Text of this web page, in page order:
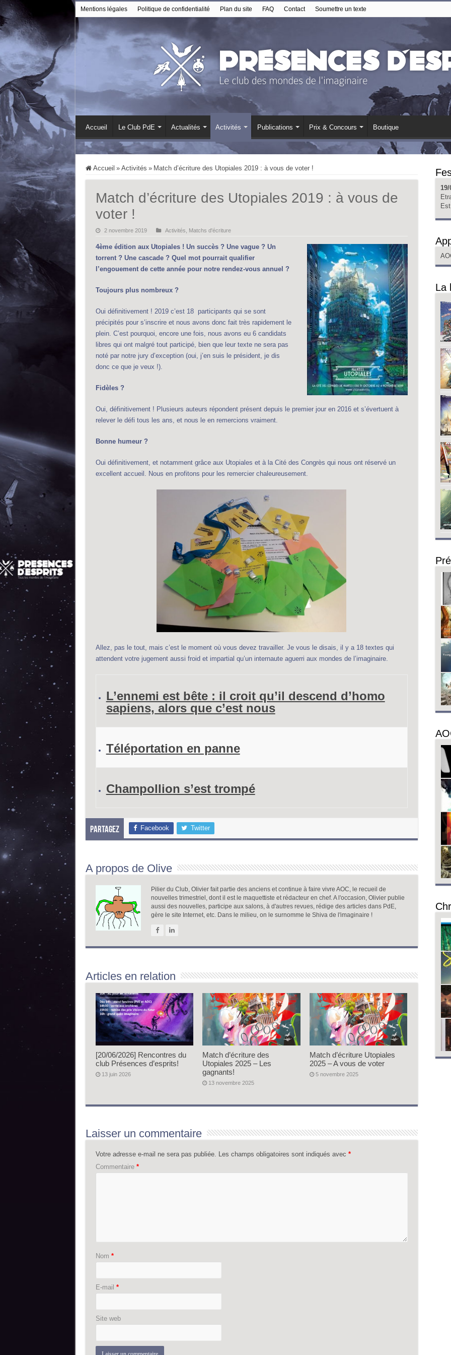
Mentions légales Politique de confidentialité Plan du site FAQ Contact Soumettre un texte
Accueil Le Club PdE Actualités Activités Publications Prix & Concours Boutique
Accueil » Activités » Match d’écriture des Utopiales 2019 : à vous de voter !
Match d’écriture des Utopiales 2019 : à vous de
voter !
2 novembre 2019 Activités Matchs d'écriture
4ème édition aux Utopiales ! Un succès ? Une vague ? Un
torrent ? Une cascade ? Quel mot pourrait qualifier
l’engouement de cette année pour notre rendez-vous annuel ?
Toujours plus nombreux ?
Oui définitivement ! 2019 c’est 18 participants qui se sont
précipités pour s’inscrire et nous avons donc fait très rapidement le
plein. C’est pourquoi, encore une fois, nous avons eu 6 candidats
libres qui ont malgré tout participé, bien que leur texte ne sera pas
noté par notre jury d’exception (oui, j’en suis le président, je dis
donc ce que je veux !).
Fidèles ?
Oui, définitivement ! Plusieurs auteurs répondent présent depuis le premier jour en 2016 et s’évertuent à
relever le défi tous les ans, et nous le en remercions vraiment.
Bonne humeur ?
Oui définitivement, et notamment grâce aux Utopiales et à la Cité des Congrès qui nous ont réservé un
excellent accueil. Nous en profitons pour les remercier chaleureusement.
Allez, pas le tout, mais c’est le moment où vous devez travailler. Je vous le disais, il y a 18 textes qui
attendent votre jugement aussi froid et impartial qu’un internaute aguerri aux mondes de l’imaginaire.
L’ennemi est bête : il croit qu’il descend d’homo
sapiens, alors que c’est nous
Téléportation en panne
Champollion s’est trompé
Partagez Facebook Twitter
A propos de Olive
Pilier du Club, Olivier fait partie des anciens et continue à faire vivre AOC, le recueil de
nouvelles trimestriel, dont il est le maquettiste et rédacteur en chef. A l'occasion, Olivier publie
aussi des nouvelles, participe aux salons, à d'autres revues, rédige des articles dans PdE,
gère le site Internet, etc. Dans le milieu, on le surnomme le Shiva de l'imaginaire !
Articles en relation
[20/06/2026] Rencontres du
club Présences d’esprits!
13 juin 2026
Match d’écriture des
Utopiales 2025 – Les
gagnants!
13 novembre 2025
Match d’écriture Utopiales
2025 – A vous de voter
5 novembre 2025
Laisser un commentaire
Votre adresse e-mail ne sera pas publiée. Les champs obligatoires sont indiqués avec *
Commentaire *
Nom *
E-mail *
Site web
19/
Est
La